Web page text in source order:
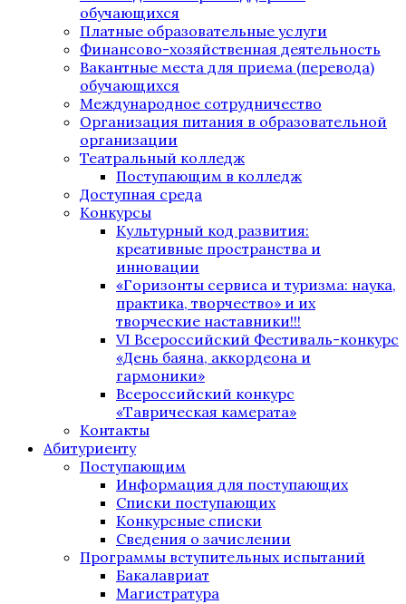
обучающихся
Платные образовательные услуги
Финансово-хозяйственная деятельность
Вакантные места для приема (перевода)
обучающихся
Международное сотрудничество
Организация питания в образовательной
организации
Театральный колледж
Поступающим в колледж
Доступная среда
Конкурсы
Культурный код развития:
креативные пространства и
инновации
«Горизонты сервиса и туризма: наука,
практика, творчество» и их
творческие наставники!!!
VI Всероссийский Фестиваль-конкурс
«День баяна, аккордеона и
гармоники»
Всероссийский конкурс
«Таврическая камерата»
Контакты
Абитуриенту
Поступающим
Информация для поступающих
Списки поступающих
Конкурсные списки
Сведения о зачислении
Программы вступительных испытаний
Бакалавриат
Магистратура